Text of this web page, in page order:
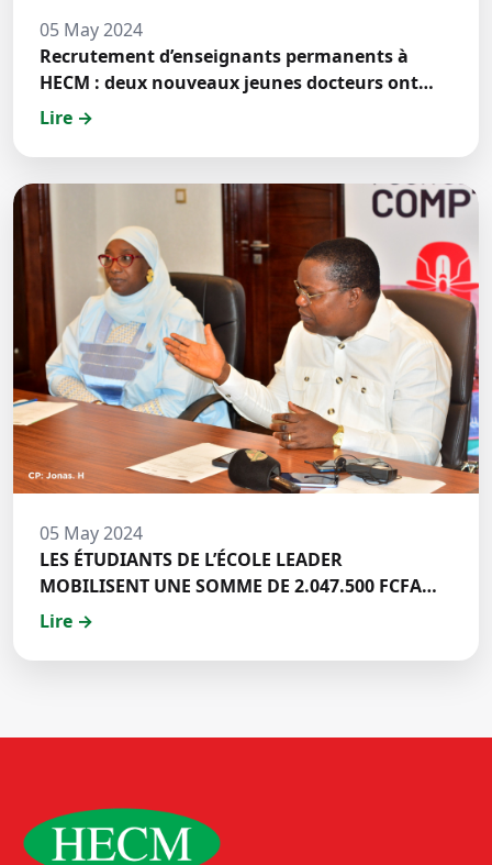
05 May 2024
Recrutement d’enseignants permanents à
HECM : deux nouveaux jeunes docteurs ont
prêté́ serment
Lire →
05 May 2024
LES ÉTUDIANTS DE L’ÉCOLE LEADER
MOBILISENT UNE SOMME DE 2.047.500 FCFA
POUR LE FONDS ZÉRO PALU:DISCOURS DE M.
DE HECM
Lire →